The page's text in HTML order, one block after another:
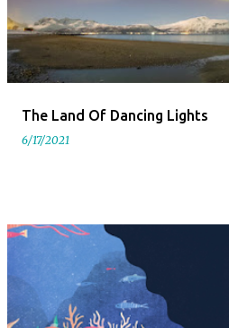
The Land Of Dancing Lights
6/17/2021